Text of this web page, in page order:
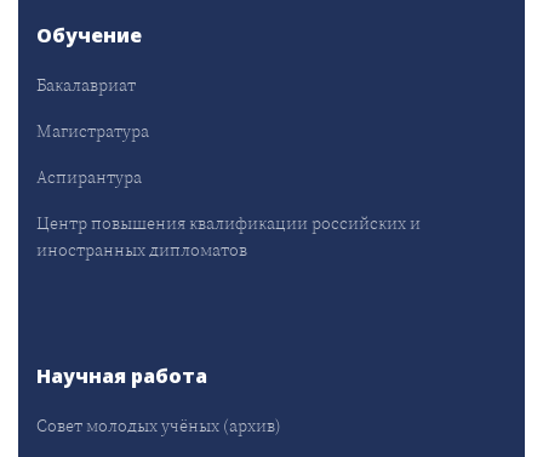
Обучение
Бакалавриат
Магистратура
Аспирантура
Центр повышения квалификации российских и
иностранных дипломатов
Научная работа
Совет молодых учёных (архив)